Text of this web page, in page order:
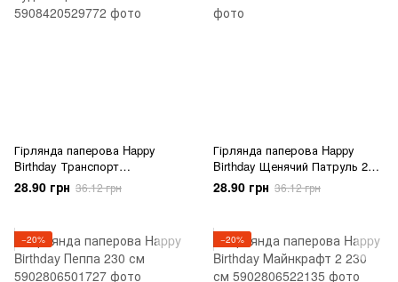
Гірлянда паперова Happy
Birthday Транспорт
будівництво 230 см
28.90 грн 36.12 грн
Гірлянда паперова Happy
Birthday Щенячий Патруль 230
см
28.90 грн 36.12 грн
−20% −20%